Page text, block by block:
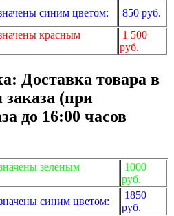
синим цветом: 850 руб.
красным
1 500
руб.
Доставка товара в
(при
до 16:00 часов
зелёным
1000
руб.
синим цветом:
1850
руб.